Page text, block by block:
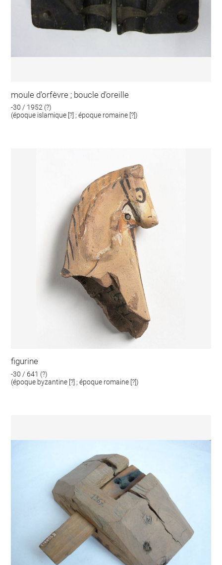
moule d'orfèvre ; boucle d'oreille
-30 / 1952 (?)
(époque islamique [?] ; époque romaine [?])
figurine
-30 / 641 (?)
(époque byzantine [?] ; époque romaine [?])